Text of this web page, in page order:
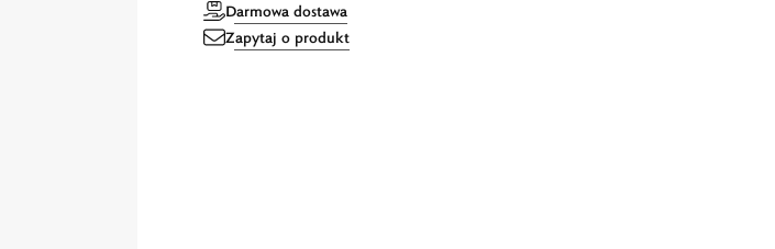
Darmowa dostawa
Zapytaj o produkt